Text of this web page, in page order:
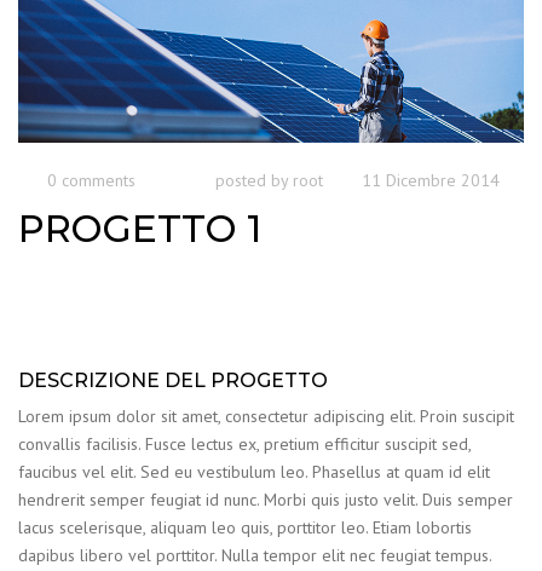
0 comments posted by root 11 Dicembre 2014
PROGETTO 1
DESCRIZIONE DEL PROGETTO
Lorem ipsum dolor sit amet, consectetur adipiscing elit. Proin suscipit
convallis facilisis. Fusce lectus ex, pretium efficitur suscipit sed,
faucibus vel elit. Sed eu vestibulum leo. Phasellus at quam id elit
hendrerit semper feugiat id nunc. Morbi quis justo velit. Duis semper
lacus scelerisque, aliquam leo quis, porttitor leo. Etiam lobortis
dapibus libero vel porttitor. Nulla tempor elit nec feugiat tempus.